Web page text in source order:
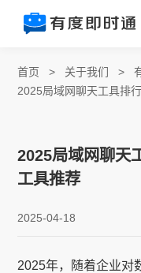
首页 > 关于我们 >
2025局域网聊天工具排
2025局域网聊天
工具推荐
2025-04-18
2025年，随着企业对